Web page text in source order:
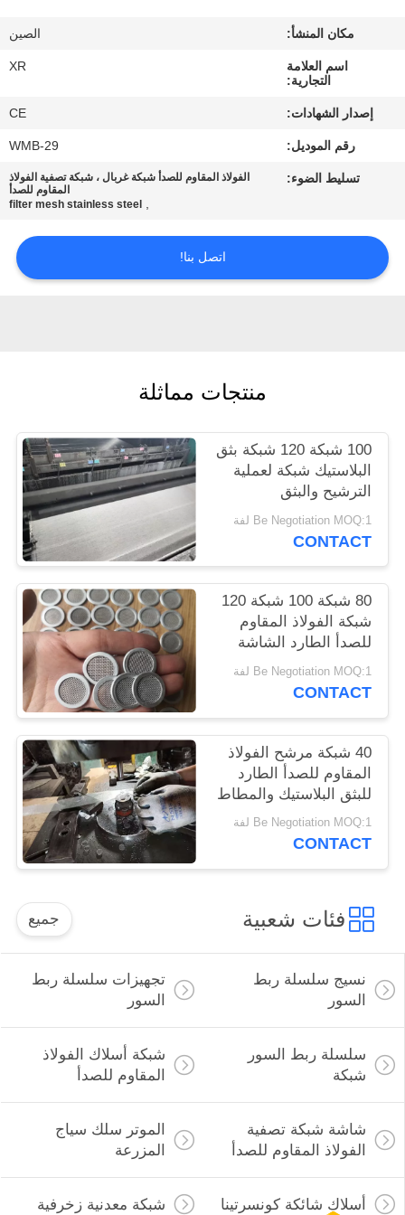
مراقبة
الجودة
اقتباس
POLICY
مكان المنشأ: الصين
اسم العلامة
التجارية:
XR
إصدار الشهادات: CE
رقم الموديل: WMB-29
تسليط الضوء:
الفولاذ المقاوم للصدأ شبكة غربال ، شبكة تصفية الفولاذ
المقاوم للصدأ
,
filter mesh stainless steel
اتصل بنا!
منتجات مماثلة
100 شبكة 120 شبكة بثق
البلاستيك شبكة لعملية
الترشيح والبثق
Be Negotiation MOQ:1 لفة
CONTACT
80 شبكة 100 شبكة 120
شبكة الفولاذ المقاوم
للصدأ الطارد الشاشة
حسب الطلب
Be Negotiation MOQ:1 لفة
CONTACT
40 شبكة مرشح الفولاذ
المقاوم للصدأ الطارد
للبثق البلاستيك والمطاط
Be Negotiation MOQ:1 لفة
CONTACT
فئات شعبية جميع
نسيج سلسلة ربط
السور
تجهيزات سلسلة ربط
السور
سلسلة ربط السور
شبكة
شبكة أسلاك الفولاذ
المقاوم للصدأ
شاشة شبكة تصفية
الفولاذ المقاوم للصدأ
الموتر سلك سياج
المزرعة
أسلاك شائكة كونسرتينا شبكة معدنية زخرفية